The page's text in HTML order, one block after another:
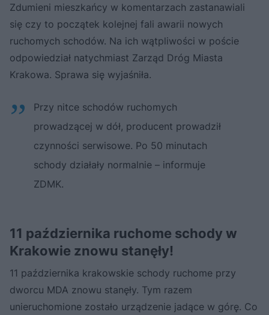
Zdumieni mieszkańcy w komentarzach zastanawiali
się czy to początek kolejnej fali awarii nowych
ruchomych schodów. Na ich wątpliwości w poście
odpowiedział natychmiast Zarząd Dróg Miasta
Krakowa. Sprawa się wyjaśniła.
Przy nitce schodów ruchomych
prowadzącej w dół, producent prowadził
czynności serwisowe. Po 50 minutach
schody działały normalnie – informuje
ZDMK.
11 października ruchome schody w
Krakowie znowu stanęły!
11 października krakowskie schody ruchome przy
dworcu MDA znowu stanęły. Tym razem
unieruchomione zostało urządzenie jadące w górę. Co